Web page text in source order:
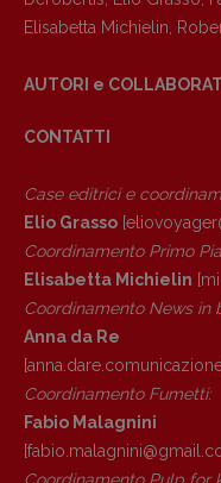
Anna da Re
Coordinamento
media:
Valentina Marcoli
ARCHIVIO E AUTORI
Elisabetta Michielin
AUTORI e
CONTATTI
Case editrici e
Elio Grasso
Coordinamento Primo
Elisabetta Michielin
Coordinamento News in
Anna da Re
Coordinamento Fumetti:
Fabio Malagnini
[fabio.malagnini@gmail.